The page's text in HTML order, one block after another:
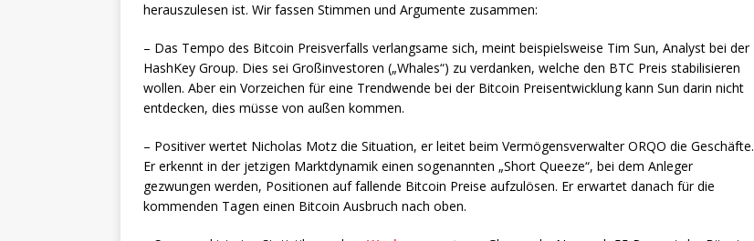
herauszulesen ist. Wir fassen Stimmen und Argumente zusammen:
– Das Tempo des Bitcoin Preisverfalls verlangsame sich, meint beispielsweise Tim Sun, Analyst bei der
HashKey Group. Dies sei Großinvestoren („Whales“) zu verdanken, welche den BTC Preis stabilisieren
wollen. Aber ein Vorzeichen für eine Trendwende bei der Bitcoin Preisentwicklung kann Sun darin nicht
entdecken, dies müsse von außen kommen.
– Positiver wertet Nicholas Motz die Situation, er leitet beim Vermögensverwalter ORQO die Geschäfte.
Er erkennt in der jetzigen Marktdynamik einen sogenannten „Short Queeze“, bei dem Anleger
gezwungen werden, Positionen auf fallende Bitcoin Preise aufzulösen. Er erwartet danach für die
kommenden Tagen einen Bitcoin Ausbruch nach oben.